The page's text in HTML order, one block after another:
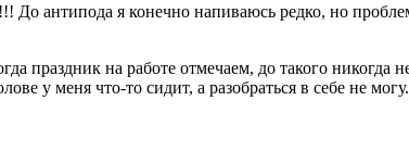
антипода я конечно напиваюсь редко, но
праздник на работе отмечаем, до такого
у меня что-то сидит, а разобраться в себе не